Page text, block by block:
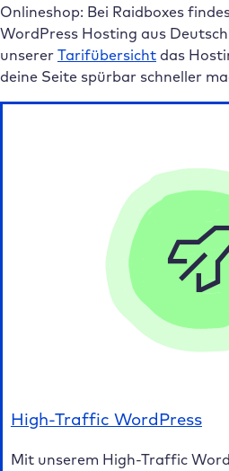
Onlineshop: Bei Raidboxes
WordPress Hosting aus
unserer Tarifübersicht das
deine Seite spürbar schneller
High-Traffic WordPress
Mit unserem High-Traffic